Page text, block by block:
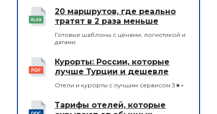
20 маршрутов, где реально
тратят в 2 раза меньше
Готовые шаблоны с ценами, логистикой и
датами
Курорты: России, которые
лучше Турции и дешевле
Отели и курорты с лучшим сервисом 3★+
Тарифы отелей, которые